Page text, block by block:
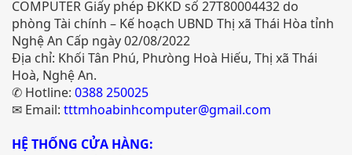
COMPUTER Giấy phép ĐKKD số 27T80004432 do
phòng Tài chính – Kế hoạch UBND Thị xã Thái Hòa tỉnh
Nghệ An Cấp ngày 02/08/2022
Địa chỉ: Khối Tân Phú, Phưòng Hoà Hiếu, Thị xã Thái
Hoà, Nghệ An.
✆ Hotline: 0388 250025
✉ Email: tttmhoabinhcomputer@gmail.com
HỆ THỐNG CỬA HÀNG: